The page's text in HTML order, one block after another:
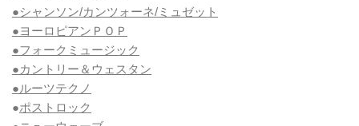
●シャンソン/カンツォーネ/ミュゼット
●ヨーロピアンＰＯＰ
●フォークミュージック
●カントリー＆ウェスタン
●ルーツテクノ
●ポストロック